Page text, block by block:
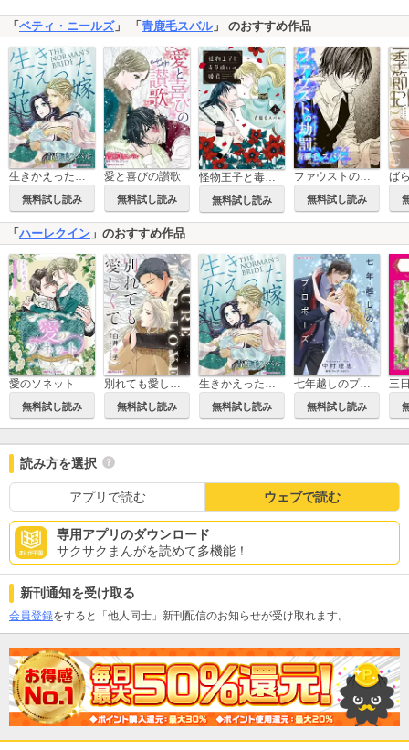
「 ベティ・ニールズ」 「 青鹿毛スバル」 のおすすめ作品
生きかえった花嫁
無料試し読み
愛と喜びの讃歌
無料試し読み 無料試し読み
ファウストの劫罰
無料試し読み
ば
「ハーレクイン 」のおすすめ作品
愛のソネット
無料試し読み 無料試し読み 無料試し読み
七年越しのプロポーズ
無料試し読み
三
読み方を選択
アプリで読む ウェブで読む
専用アプリのダウンロード
サクサクまんがを読めて多機能！
新刊通知を受け取る
会員登録をすると「他人同士」新刊配信のお知らせが受け取れます。